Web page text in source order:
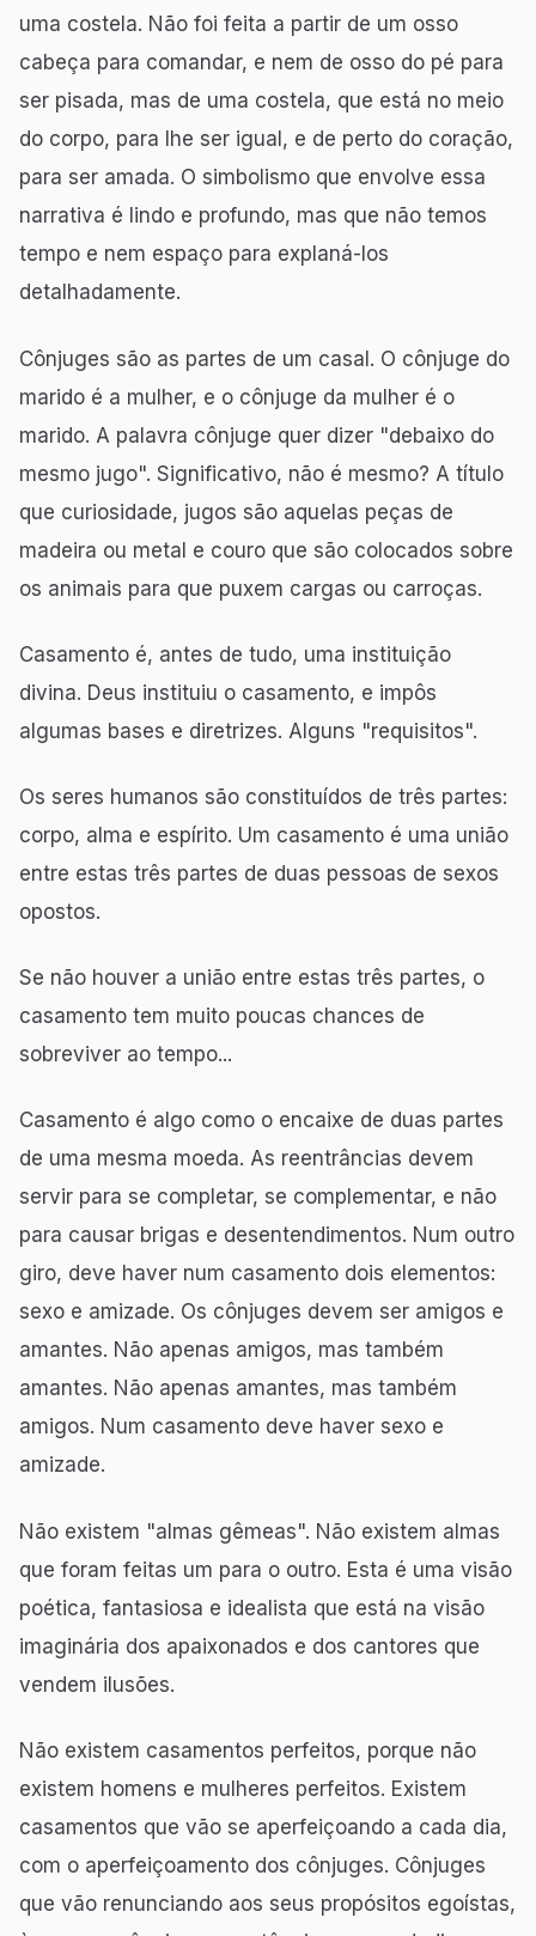
uma costela. Não foi feita a partir de um osso
cabeça para comandar, e nem de osso do pé para
ser pisada, mas de uma costela, que está no meio
do corpo, para lhe ser igual, e de perto do coração,
para ser amada. O simbolismo que envolve essa
narrativa é lindo e profundo, mas que não temos
tempo e nem espaço para explaná-los
detalhadamente.
Cônjuges são as partes de um casal. O cônjuge do
marido é a mulher, e o cônjuge da mulher é o
marido. A palavra cônjuge quer dizer "debaixo do
mesmo jugo". Significativo, não é mesmo? A título
que curiosidade, jugos são aquelas peças de
madeira ou metal e couro que são colocados sobre
os animais para que puxem cargas ou carroças.
Casamento é, antes de tudo, uma instituição
divina. Deus instituiu o casamento, e impôs
algumas bases e diretrizes. Alguns "requisitos".
Os seres humanos são constituídos de três partes:
corpo, alma e espírito. Um casamento é uma união
entre estas três partes de duas pessoas de sexos
opostos.
Se não houver a união entre estas três partes, o
casamento tem muito poucas chances de
sobreviver ao tempo...
Casamento é algo como o encaixe de duas partes
de uma mesma moeda. As reentrâncias devem
servir para se completar, se complementar, e não
para causar brigas e desentendimentos. Num outro
giro, deve haver num casamento dois elementos:
sexo e amizade. Os cônjuges devem ser amigos e
amantes. Não apenas amigos, mas também
amantes. Não apenas amantes, mas também
amigos. Num casamento deve haver sexo e
amizade.
Não existem "almas gêmeas". Não existem almas
que foram feitas um para o outro. Esta é uma visão
poética, fantasiosa e idealista que está na visão
imaginária dos apaixonados e dos cantores que
vendem ilusões.
Não existem casamentos perfeitos, porque não
existem homens e mulheres perfeitos. Existem
casamentos que vão se aperfeiçoando a cada dia,
com o aperfeiçoamento dos cônjuges. Cônjuges
que vão renunciando aos seus propósitos egoístas,